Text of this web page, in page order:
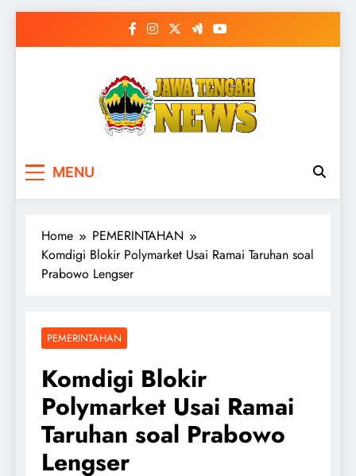
MENU
Home
PEMERINTAHAN
Komdigi Blokir Polymarket Usai Ramai Taruhan soal
Prabowo Lengser
PEMERINTAHAN
Komdigi Blokir
Polymarket Usai Ramai
Taruhan soal Prabowo
Lengser